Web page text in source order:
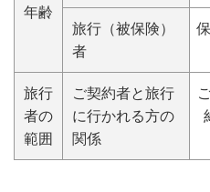
年齢
旅行（被保険）
者
旅行
者の
範囲
ご契約者と旅行
に行かれる方の
関係